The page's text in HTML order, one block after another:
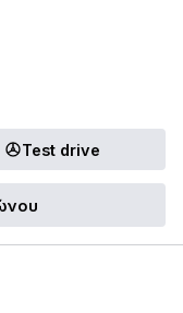
Test drive